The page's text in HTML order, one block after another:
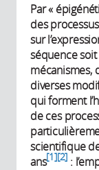
Par «
des
sur
séquence
mécanismes,
diverses
qui forment
de ces
scientifique
ans 1 2 :